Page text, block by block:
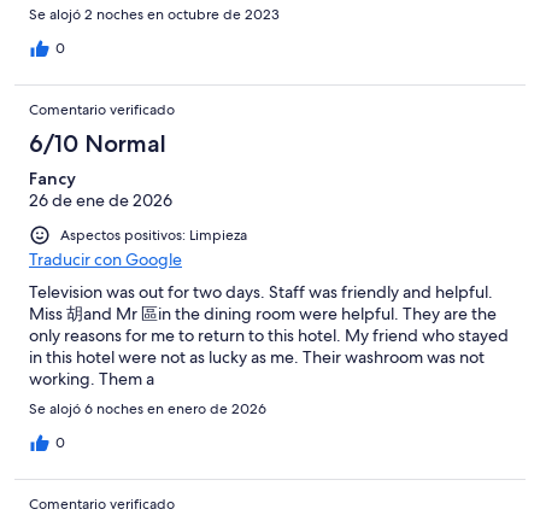
Se alojó 2 noches en octubre de 2023
0
Comentario verificado
6/10 Normal
Fancy
26 de ene de 2026
Aspectos positivos: Limpieza
Traducir con Google
Television was out for two days. Staff was friendly and helpful.
Miss 胡and Mr 區in the dining room were helpful. They are the
only reasons for me to return to this hotel. My friend who stayed
in this hotel were not as lucky as me. Their washroom was not
working. Them a
Se alojó 6 noches en enero de 2026
0
Comentario verificado